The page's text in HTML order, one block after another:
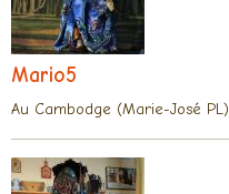
Mario5
Au Cambodge (Marie-José PL)